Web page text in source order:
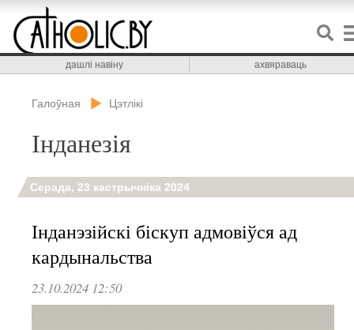
дашлі навіну ахвяраваць
Галоўная Цэтлікі
Інданезія
Серада, 23 кастрычніка 2024
Інданэзійскі біскуп адмовіўся ад
кардынальства
23.10.2024 12:50